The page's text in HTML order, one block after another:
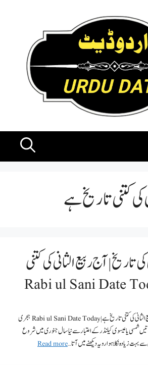
کی کتنی تاریخ ہے
تاریخ | آج ربیع الثانی کی کتنی
آج ماہ ربیع الثانی کی تاریخ | آج ربیع الثانی کی کتنی تاریخ ہے | Rabi ul Sani Date Today ہجری
شمسی یا عیسوی کیلنڈر کے اعتبار سے نیا سال جنوری میں شروع
زیادہ نکلا ہوا رویہ دیکھنے میں آتا …Read more